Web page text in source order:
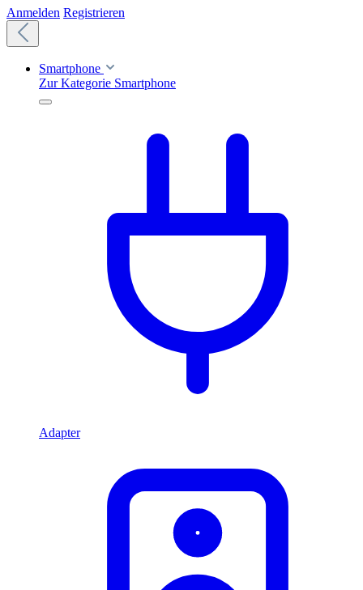
Anmelden Registrieren
Smartphone
Zur Kategorie Smartphone
Adapter